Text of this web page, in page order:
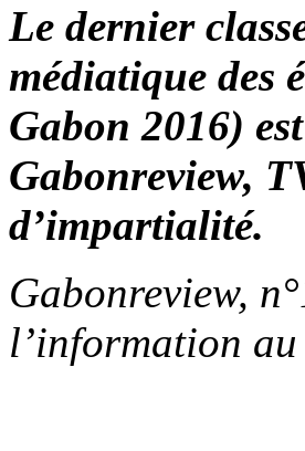
Le dernier
médiatique des
Gabon 2016)
Gabonreview,
d’impartialité.
Gabonreview,
l’information